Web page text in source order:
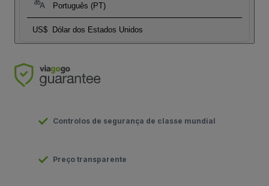
Português (PT)
US$ Dólar dos Estados Unidos
Controlos de segurança de classe mundial
Preço transparente